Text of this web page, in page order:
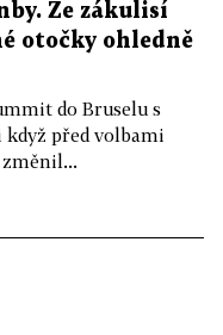
Ze zákulisí
otočky ohledně
do Bruselu s
před volbami
změnil...